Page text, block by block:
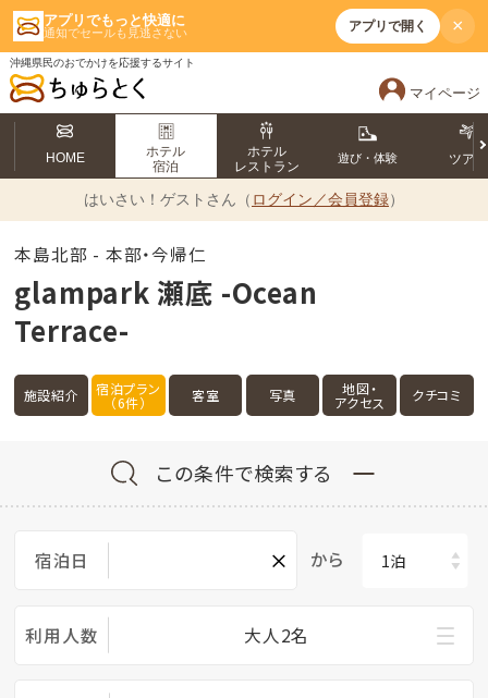
アプリでもっと快適に
通知でセールも見逃さない アプリで開く ×
沖縄県民のおでかけを応援するサイト
マイページ
HOME
ホテル
宿泊
ホテル
レストラン
遊び・体験 ツアー
はいさい！ ゲストさん（ ログイン／会員登録）
本島北部 - 本部・今帰仁
glampark 瀬底 -Ocean
Terrace-
施設紹介 宿泊プラン
（6件） 客室 写真 地図・
アクセス クチコミ
この条件で検索する
宿泊日 × から
利用人数 大人2名